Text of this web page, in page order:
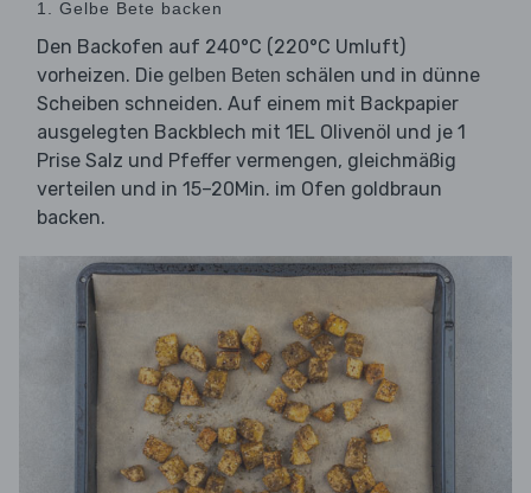
1. Gelbe Bete backen
Den Backofen auf 240°C (220°C Umluft)
vorheizen. Die gelben Beten schälen und in dünne
Scheiben schneiden. Auf einem mit Backpapier
ausgelegten Backblech mit 1EL Olivenöl und je 1
Prise Salz und Pfeffer vermengen, gleichmäßig
verteilen und in 15–20Min. im Ofen goldbraun
backen.